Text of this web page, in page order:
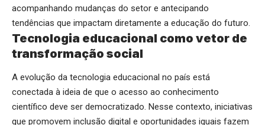
acompanhando mudanças do setor e antecipando
tendências que impactam diretamente a educação do futuro.
Tecnologia educacional como vetor de
transformação social
A evolução da tecnologia educacional no país está
conectada à ideia de que o acesso ao conhecimento
científico deve ser democratizado. Nesse contexto, iniciativas
que promovem inclusão digital e oportunidades iguais fazem